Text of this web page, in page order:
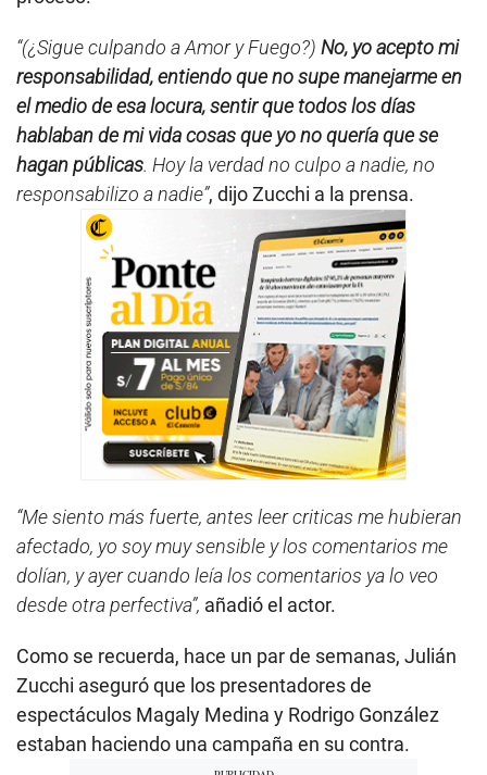
“(¿Sigue culpando a Amor y Fuego?) No, yo acepto mi
responsabilidad, entiendo que no supe manejarme en
el medio de esa locura, sentir que todos los días
hablaban de mi vida cosas que yo no quería que se
hagan públicas. Hoy la verdad no culpo a nadie, no
responsabilizo a nadie”, dijo Zucchi a la prensa.
“Me siento más fuerte, antes leer criticas me hubieran
afectado, yo soy muy sensible y los comentarios me
dolían, y ayer cuando leía los comentarios ya lo veo
desde otra perfectiva”, añadió el actor.
Como se recuerda, hace un par de semanas, Julián
Zucchi aseguró que los presentadores de
espectáculos Magaly Medina y Rodrigo González
estaban haciendo una campaña en su contra.